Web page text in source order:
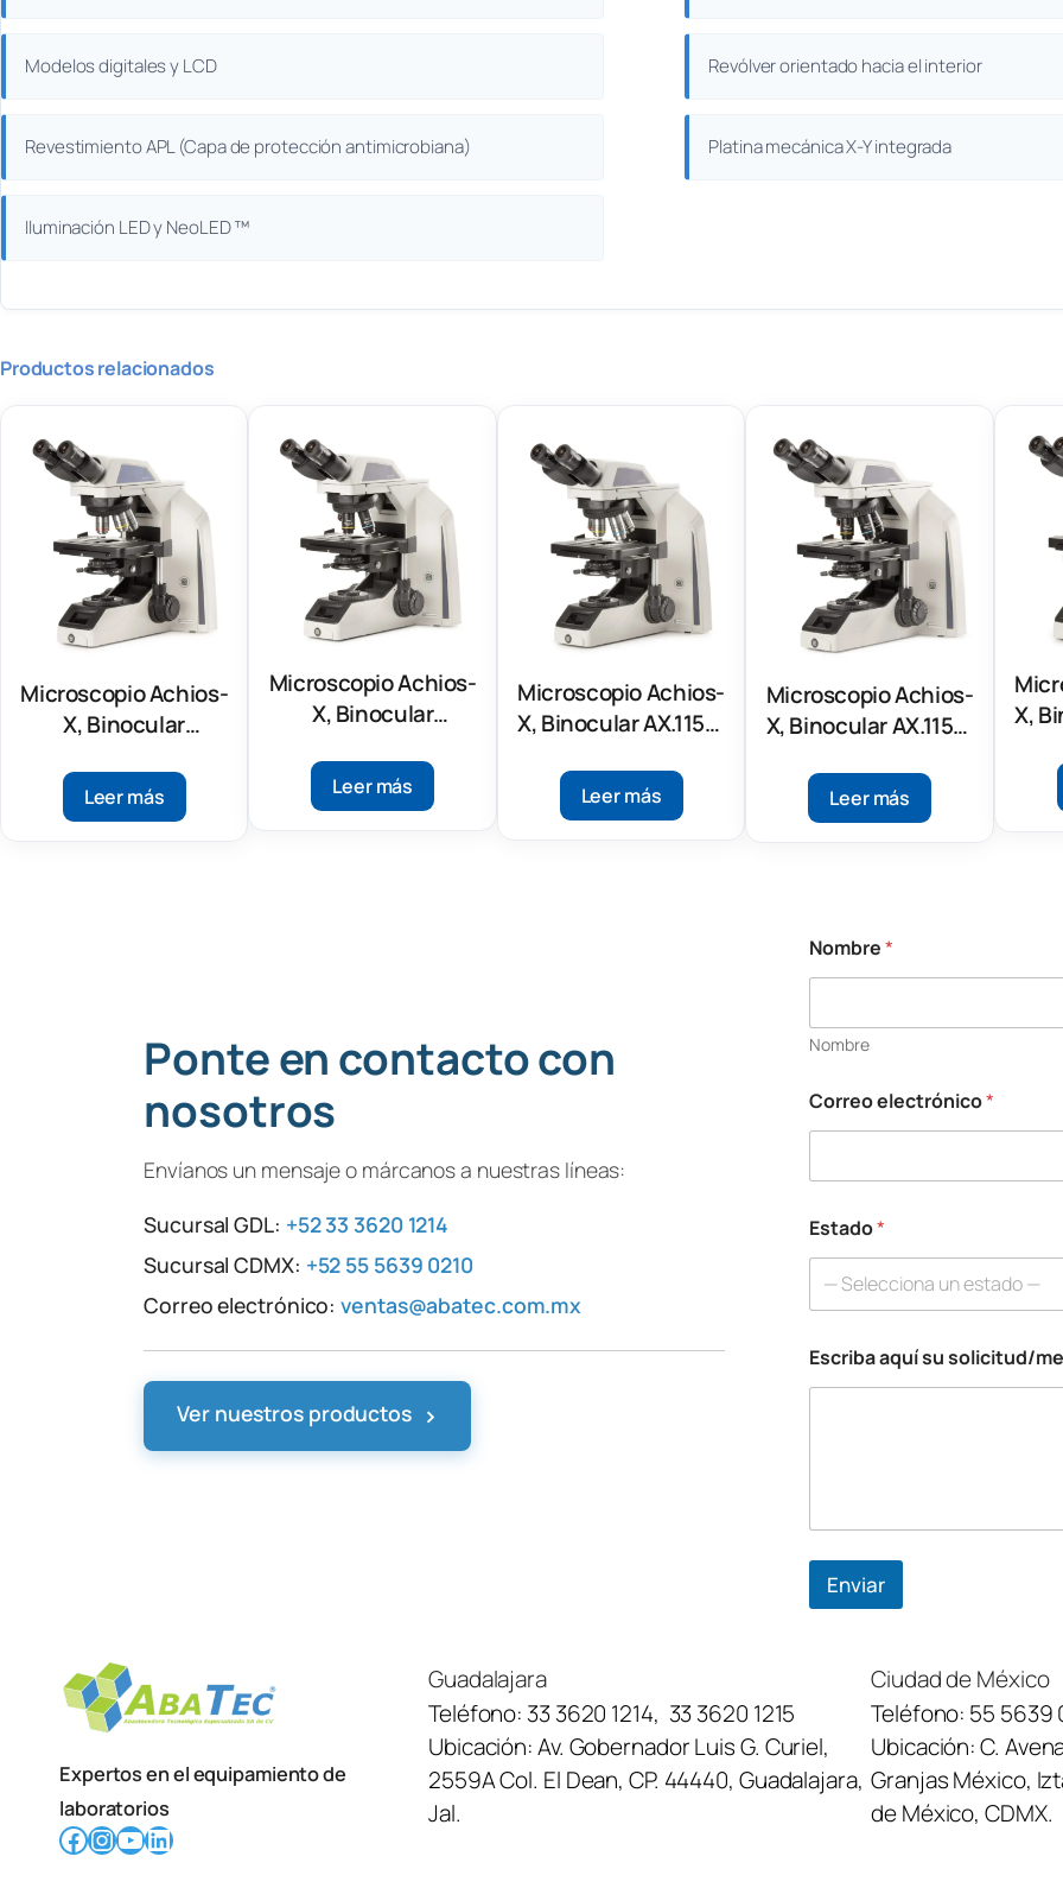
Modelos digitales y LCD Revólver orientado hacia el interior
Revestimiento APL (Capa de protección antimicrobiana) Platina mecánica X-Y integrada
Iluminación LED y NeoLED ™
Productos relacionados
Microscopio Achios-
X, Binocular
Leer más
Microscopio Achios-
X, Binocular
Leer más
Microscopio Achios-
X, Binocular AX.1152-
Leer más
Microscopio Achios-
X, Binocular AX.1152-
Leer más
X,
Ponte en contacto con
nosotros
Envíanos un mensaje o márcanos a nuestras líneas:
Sucursal GDL: +52 33 3620 1214
Sucursal CDMX: +52 55 5639 0210
Correo electrónico:ventas@abatec.com.mx
Ver nuestros productos ›
s
u
u
C
r
Nombre*
Nombre
Correo electrónico*
Estado*
— Selecciona un estado —
Escriba aquí su solicitud/
Enviar
Expertos en el equipamiento de
laboratorios
Facebook InstagramYouTube LinkedIn
Guadalajara
Teléfono: 33 3620 1214, 33 3620 1215
Ubicación:Av. Gobernador Luis G. Curiel,
2559A Col. El Dean, CP. 44440, Guadalajara,
Jal.
Ciudad de México
Teléfono: 55 5639
Ubicación:C.
Granjas México,
de México, CDMX.